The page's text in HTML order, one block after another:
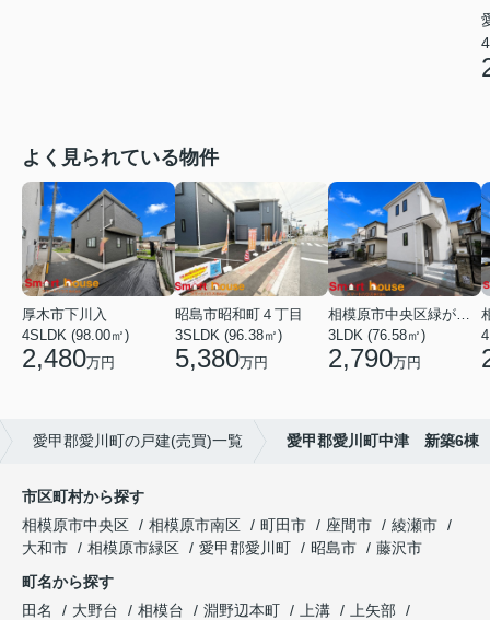
よく見られている物件
厚木市下川入
4SLDK (98.00㎡)
2,480万円
昭島市昭和町４丁目
3SLDK (96.38㎡)
5,380万円
3LDK (76.58㎡)
2,790万円
愛甲郡愛川町の戸建(売買)一覧 愛甲郡愛川町中津 新築6棟
市区町村から探す
相模原市中央区
相模原市南区 町田市 座間市
綾瀬市
大和市
相模原市緑区 愛甲郡愛川町 昭島市
藤沢市
町名から探す
田名
大野台 相模台 淵野辺本町 上溝
上矢部